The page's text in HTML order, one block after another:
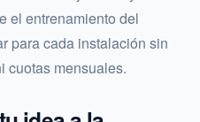
el entrenamiento del
para cada instalación sin
cuotas mensuales.